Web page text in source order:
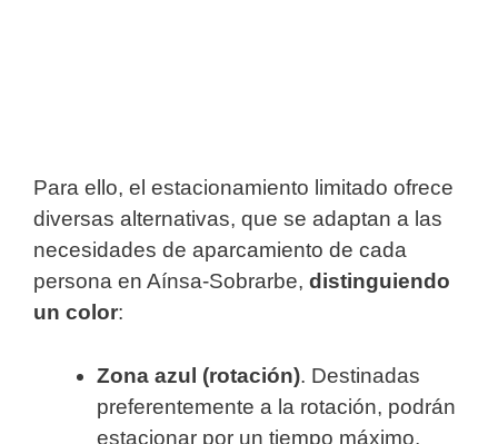
Para ello, el estacionamiento limitado ofrece
diversas alternativas, que se adaptan a las
necesidades de aparcamiento de cada
persona en Aínsa-Sobrarbe, distinguiendo
un color:
Zona azul (rotación). Destinadas
preferentemente a la rotación, podrán
estacionar por un tiempo máximo,